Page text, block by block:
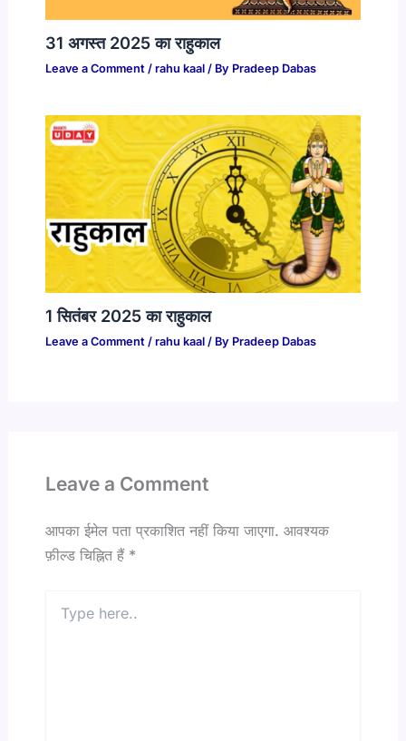
31 अगस्त 2025 का राहुकाल
Leave a Comment / rahu kaal/ By Pradeep Dabas
1 सितंबर 2025 का राहुकाल
Leave a Comment / rahu kaal/ By Pradeep Dabas
Leave a Comment
आपका ईमेल पता प्रकाशित नहीं किया जाएगा. आवश्यक
फ़ील्ड चिह्नित हैं *
here..